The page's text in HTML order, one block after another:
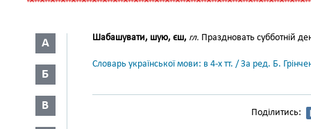
А
Б
В
Шабашувати, шую, єш, гл. Праздновать субботній
Словарь української мови: в 4-х тт. / За ред. Б.
Поділитись: